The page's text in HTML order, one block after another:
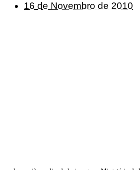
16 de Novembro de 2010